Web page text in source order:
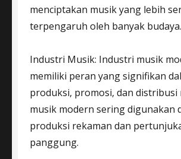
menciptakan musik yang lebih
terpengaruh oleh banyak budaya.
Industri Musik: Industri musik
memiliki peran yang signifikan
produksi, promosi, dan distribusi
musik modern sering digunakan
produksi rekaman dan
panggung.